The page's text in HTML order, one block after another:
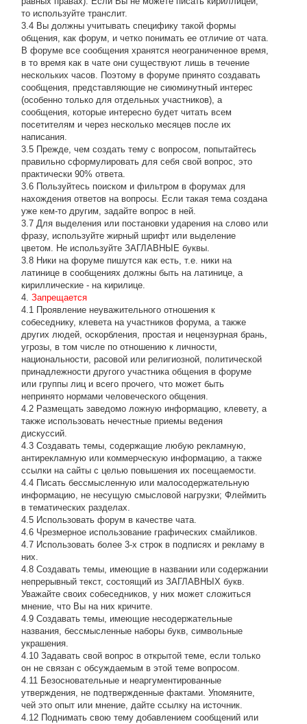
то используйте транслит.
3.4 Вы должны учитывать специфику такой формы
общения, как форум, и четко понимать ее отличие от чата.
В форуме все сообщения хранятся неограниченное время,
в то время как в чате они существуют лишь в течение
нескольких часов. Поэтому в форуме принято создавать
сообщения, представляющие не сиюминутный интерес
(особенно только для отдельных участников), а
сообщения, которые интересно будет читать всем
посетителям и через несколько месяцев после их
написания.
3.5 Прежде, чем создать тему с вопросом, попытайтесь
правильно сформулировать для себя свой вопрос, это
практически 90% ответа.
3.6 Пользуйтесь поиском и фильтром в форумах для
нахождения ответов на вопросы. Если такая тема создана
уже кем-то другим, задайте вопрос в ней.
3.7 Для выделения или постановки ударения на слово или
фразу, используйте жирный шрифт или выделение
цветом. Не используйте ЗАГЛАВНЫЕ буквы.
3.8 Ники на форуме пишутся как есть, т.е. ники на
латинице в сообщениях должны быть на латинице, а
кириллические - на кирилице.
4.Запрещается
4.1 Проявление неуважительного отношения к
собеседнику, клевета на участников форума, а также
других людей, оскорбления, простая и нецензурная брань,
угрозы, в том числе по отношению к личности,
национальности, расовой или религиозной, политической
принадлежности другого участника общения в форуме
или группы лиц и всего прочего, что может быть
непринято нормами человеческого общения.
4.2 Размещать заведомо ложную информацию, клевету, а
также использовать нечестные приемы ведения
дискуссий.
4.3 Создавать темы, содержащие любую рекламную,
антирекламную или коммерческую информацию, а также
ссылки на сайты с целью повышения их посещаемости.
4.4 Писать бессмысленнyю или малосодеpжательнyю
инфоpмацию, не несущую смысловой нагрузки; Флеймить
в тематических разделах.
4.5 Использовать форум в качестве чата.
4.6 Чрезмерное использование графических смайликов.
4.7 Использовать более 3-х строк в подписях и рекламу в
них.
4.8 Создавать темы, имеющие в названии или содержании
непрерывный текст, состоящий из ЗАГЛАВНЫХ букв.
Уважайте своих собеседников, у них может сложиться
мнение, что Вы на них кричите.
4.9 Создавать темы, имеющие несодержательные
названия, бессмысленные наборы букв, символьные
украшения.
4.10 Задавать свой вопрос в открытой теме, если только
он не связан с обсуждаемым в этой теме вопросом.
4.11 Безосновательные и неаргументированные
утверждения, не подтвержденные фактами. Упомяните,
чей это опыт или мнение, дайте ссылку на источник.
4.12 Поднимать свою тему добавлением сообщений или